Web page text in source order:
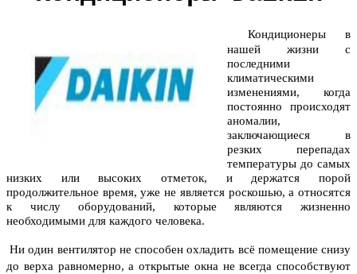
Кондиционеры в
нашей жизни с
последними
климатическими
изменениями, когда
постоянно происходят
аномалии,
заключающиеся в
резких перепадах
температуры до самых
низких или высоких отметок, и держатся порой
продолжительное время, уже не является роскошью, а относятся
к числу оборудований, которые являются жизненно
необходимыми для каждого человека.
Ни один вентилятор не способен охладить всё помещение снизу
до верха равномерно, а открытые окна не всегда способствуют